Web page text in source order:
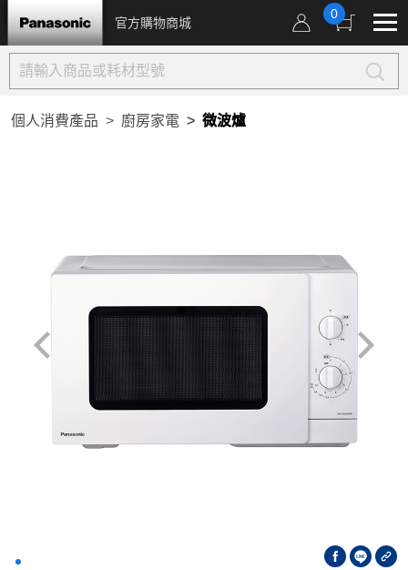
官方購物商城
0
個人消費產品 廚房家電 微波爐